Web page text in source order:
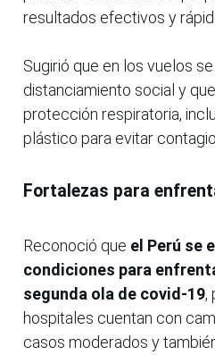
resultados efectivos y
Sugirió que en los vuelos
distanciamiento social y
protección respiratoria,
plástico para evitar
Fortalezas para
Reconoció que el Perú se
condiciones para
segunda ola de covid-19,
hospitales cuentan con
casos moderados y